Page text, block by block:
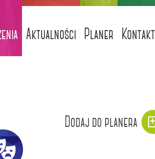
Aktualności Planer Kontakt
Dodaj do planera